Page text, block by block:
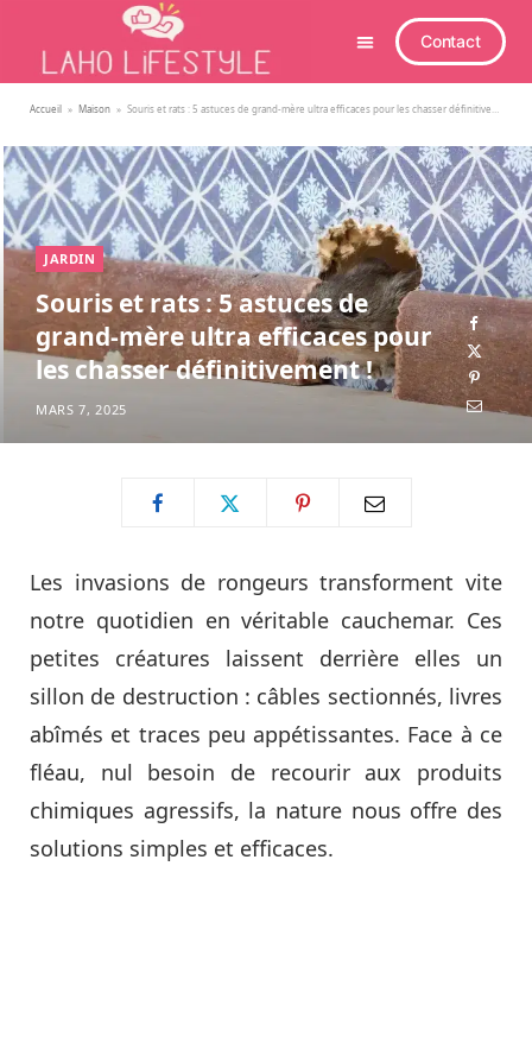
Contact
Accueil » Maison »
JARDIN
Souris et rats : 5 astuces de
grand-mère ultra efficaces pour
les chasser définitivement !
MARS 7, 2025
Les invasions de rongeurs transforment vite
notre quotidien en véritable cauchemar. Ces
petites créatures laissent derrière elles un
sillon de destruction : câbles sectionnés, livres
abîmés et traces peu appétissantes. Face à ce
fléau, nul besoin de recourir aux produits
chimiques agressifs, la nature nous offre des
solutions simples et efficaces.